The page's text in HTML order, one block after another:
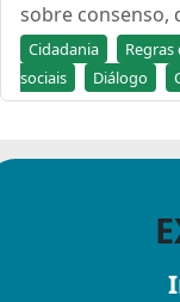
sobre consenso,
Cidadania
sociais
Diálogo